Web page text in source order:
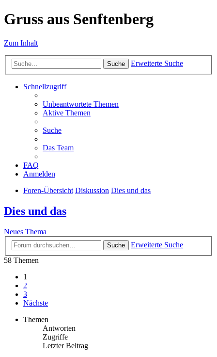
Gruss aus Senftenberg
Zum Inhalt
Suche Erweiterte Suche
Schnellzugriff
Unbeantwortete Themen
Aktive Themen
Suche
Das Team
FAQ
Anmelden
Foren-Übersicht Diskussion Dies und das
Dies und das
Neues Thema
Suche
Erweiterte Suche
58 Themen
1
2
3
Nächste
Themen
Antworten
Zugriffe
Letzter Beitrag